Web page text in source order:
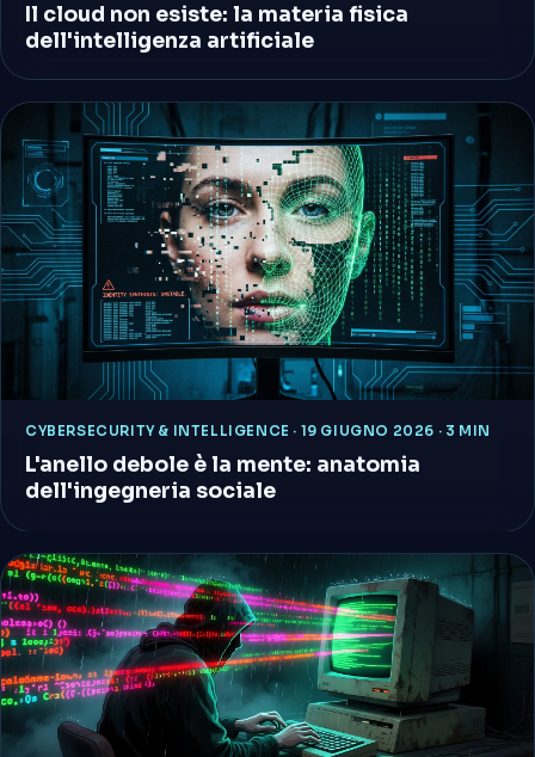
Il cloud non esiste: la materia fisica
dell'intelligenza artificiale
CYBERSECURITY & INTELLIGENCE · 19 GIUGNO 2026 · 3 MIN
L'anello debole è la mente: anatomia
dell'ingegneria sociale